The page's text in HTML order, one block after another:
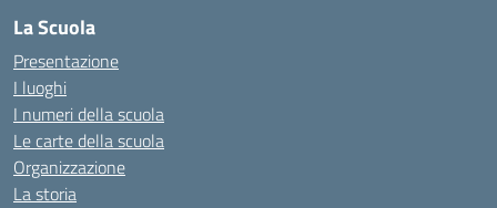
La Scuola
Presentazione
I luoghi
I numeri della scuola
Le carte della scuola
Organizzazione
La storia